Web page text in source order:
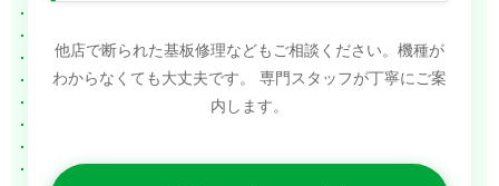
他店で断られた基板修理などもご相談ください。機種が
わからなくても大丈夫です。
専門スタッフが丁寧にご案
内します。